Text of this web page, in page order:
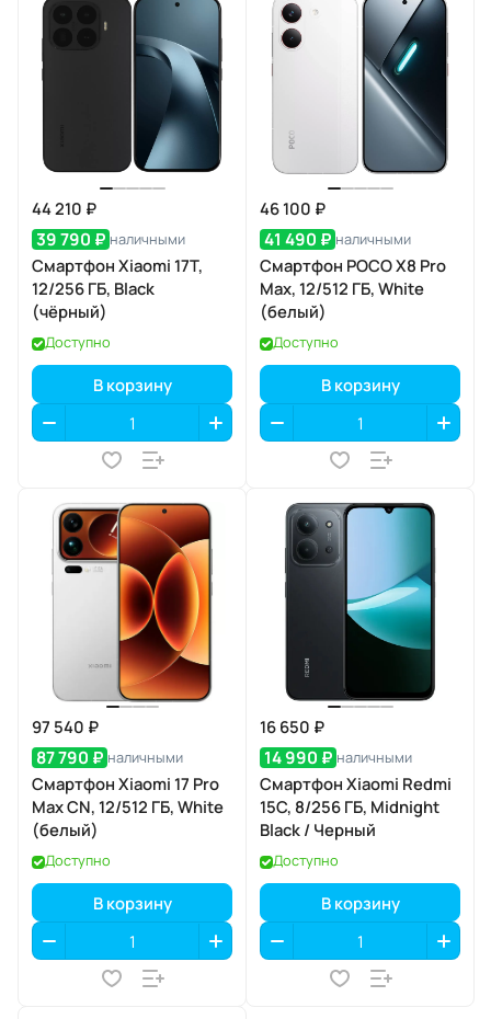
44 210 ₽
39 790 ₽ наличными
Смартфон Xiaomi 17T,
12/256 ГБ, Black
(чёрный)
Доступно
В корзину
46 100 ₽
41 490 ₽ наличными
Смартфон POCO X8 Pro
Max, 12/512 ГБ, White
(белый)
Доступно
В корзину
97 540 ₽
87 790 ₽ наличными
Смартфон Xiaomi 17 Pro
Max CN, 12/512 ГБ, White
(белый)
Доступно
В корзину
16 650 ₽
14 990 ₽ наличными
Смартфон Xiaomi Redmi
15C, 8/256 ГБ, Midnight
Black / Черный
Доступно
В корзину